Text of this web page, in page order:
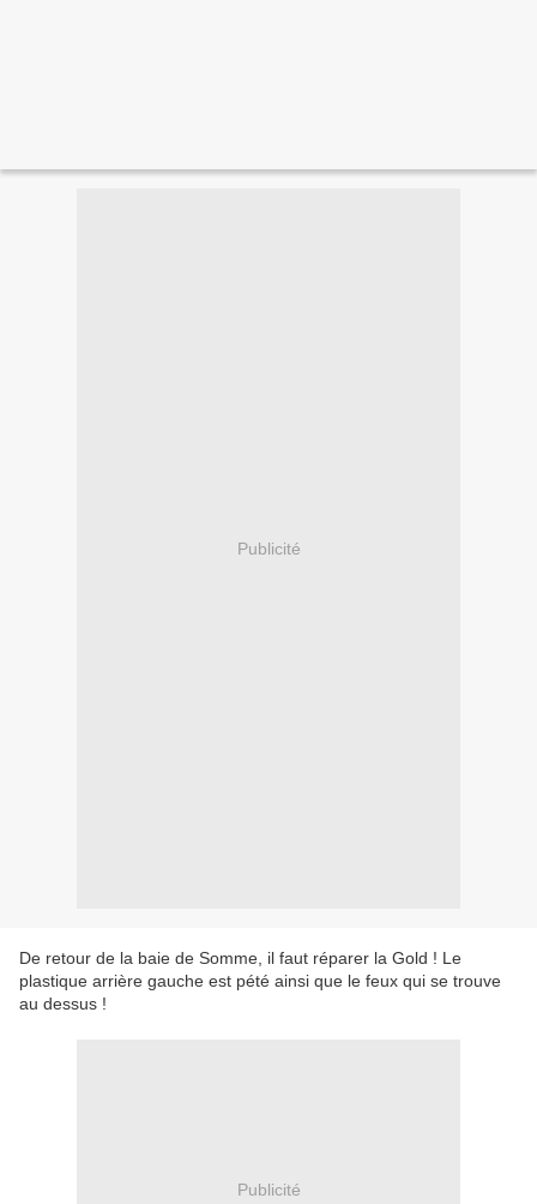
Publicité
De retour de la baie de Somme, il faut réparer la Gold ! Le
plastique arrière gauche est pété ainsi que le feux qui se trouve
au dessus !
Publicité